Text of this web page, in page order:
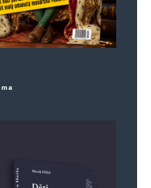
Vyžadované informace jsou